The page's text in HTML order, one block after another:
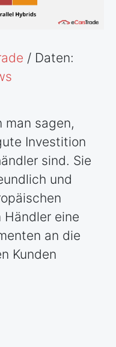
/ Daten:
man sagen,
Investition
sind. Sie
und
eine
an die
Kunden